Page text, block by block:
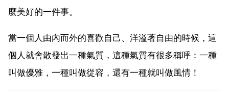
麼美好的一件事。
當一個人由內而外的喜歡自己、洋溢著自由的時候，這
個人就會散發出一種氣質，這種氣質有很多稱呼：一種
叫做優雅，一種叫做從容，還有一種就叫做風情！